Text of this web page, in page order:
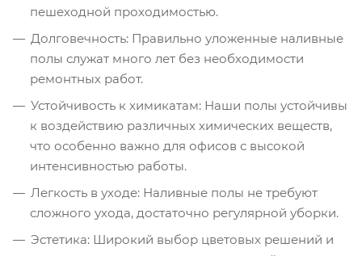
пешеходной проходимостью.
Долговечность: Правильно уложенные наливные
полы служат много лет без необходимости
ремонтных работ.
Устойчивость к химикатам: Наши полы устойчивы
к воздействию различных химических веществ,
что особенно важно для офисов с высокой
интенсивностью работы.
Легкость в уходе: Наливные полы не требуют
сложного ухода, достаточно регулярной уборки.
Эстетика: Широкий выбор цветовых решений и